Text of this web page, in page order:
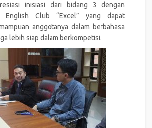
inisiasi dari bidang 3 dengan
English Club “Excel” yang dapat
anggotanya dalam berbahasa
lebih siap dalam berkompetisi.